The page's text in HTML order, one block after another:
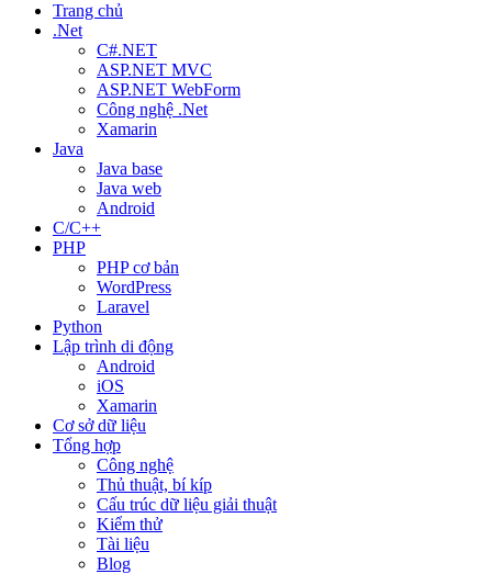
Trang chủ
.Net
C#.NET
ASP.NET MVC
ASP.NET WebForm
Công nghệ .Net
Xamarin
Java
Java base
Java web
Android
C/C++
PHP
PHP cơ bản
WordPress
Laravel
Python
Lập trình di động
Android
iOS
Xamarin
Cơ sở dữ liệu
Tổng hợp
Công nghệ
Thủ thuật, bí kíp
Cấu trúc dữ liệu giải thuật
Kiểm thử
Tài liệu
Blog